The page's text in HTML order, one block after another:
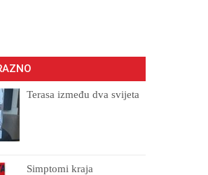
Terasa između dva svijeta
Simptomi kraja